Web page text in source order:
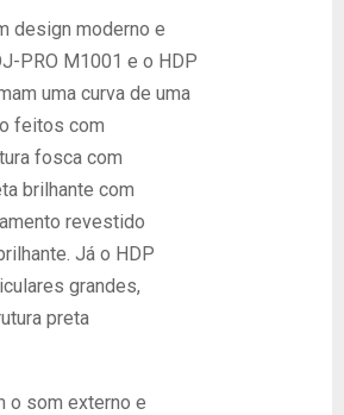
design moderno e
PRO M1001 e o HDP
uma curva de uma
feitos com
fosca com
brilhante com
revestido
Já o HDP
grandes,
preta
o som externo e